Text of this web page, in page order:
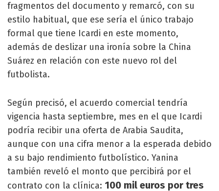
fragmentos del documento y remarcó, con su
estilo habitual, que ese sería el único trabajo
formal que tiene Icardi en este momento,
además de deslizar una ironía sobre la China
Suárez en relación con este nuevo rol del
futbolista.
Según precisó, el acuerdo comercial tendría
vigencia hasta septiembre, mes en el que Icardi
podría recibir una oferta de Arabia Saudita,
aunque con una cifra menor a la esperada debido
a su bajo rendimiento futbolístico. Yanina
también reveló el monto que percibirá por el
contrato con la clínica: 100 mil euros por tres